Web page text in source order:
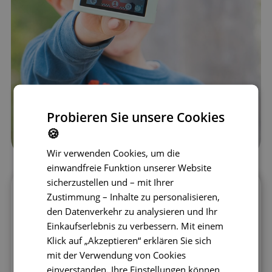
Fördern Sie die Kreativität Ihrer Kinder mit
der Kinderkamera Rex the Dino aus der
Urban Zoo Kollektion. Diese großartige
Kamera im Dino-Design kombiniert
moderne Technologie mit verspieltem Look
Probieren Sie unsere Cookies
🍪
Wir verwenden Cookies, um die
einwandfreie Funktion unserer Website
sicherzustellen und – mit Ihrer
Zustimmung – Inhalte zu personalisieren,
den Datenverkehr zu analysieren und Ihr
Einkaufserlebnis zu verbessern. Mit einem
Klick auf „Akzeptieren“ erklären Sie sich
mit der Verwendung von Cookies
einverstanden. Ihre Einstellungen können